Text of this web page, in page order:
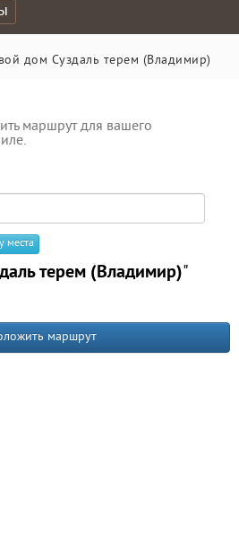
дом Суздаль терем (Владимир)
маршрут для вашего
места
терем (Владимир)"
маршрут